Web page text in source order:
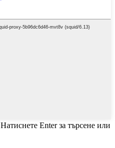
Натиснете Enter за търсене или